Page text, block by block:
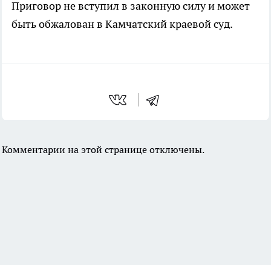
Приговор не вступил в законную силу и может
быть обжалован в Камчатский краевой суд.
Комментарии на этой странице отключены.